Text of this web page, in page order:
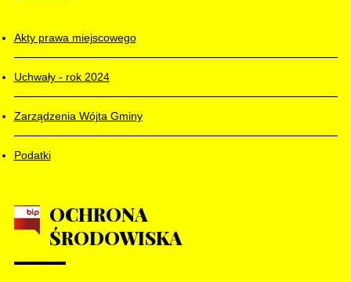
Akty prawa miejscowego
Uchwały - rok 2024
Zarządzenia Wójta Gminy
Podatki
OCHRONA
ŚRODOWISKA